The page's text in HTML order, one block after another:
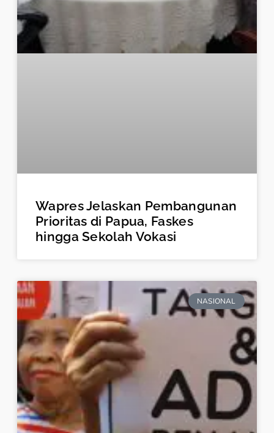
Wapres Jelaskan Pembangunan
Prioritas di Papua, Faskes
hingga Sekolah Vokasi
NASIONAL